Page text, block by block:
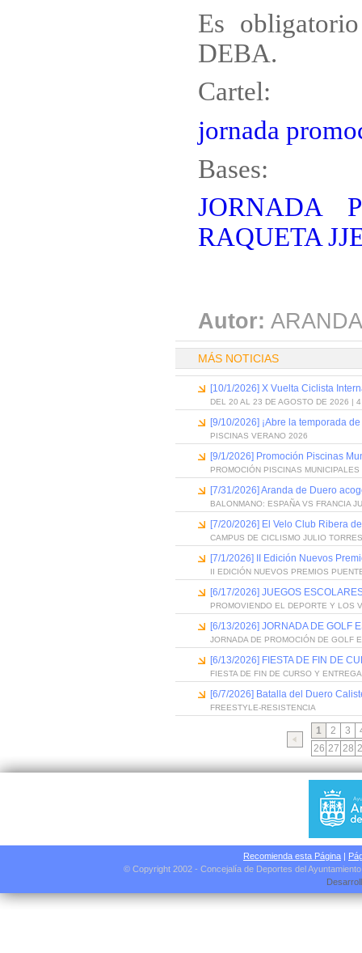
Es
DEBA.
Cartel:
jornada
Bases:
JORNADA
RAQUETA
Autor:
MÁS NOTICIAS
[10/1/2026] X Vuelta Ciclista
DEL 20 AL 23 DE AGOSTO DE 2026 | 4
[9/10/2026] ¡Abre la temporada
PISCINAS VERANO 2026
[9/1/2026] Promoción Piscinas
PROMOCIÓN PISCINAS
[7/31/2026] Aranda de Duero
BALONMANO: ESPAÑA VS FRANCIA
[7/20/2026] El Velo Club Ribera
CAMPUS DE CICLISMO JULIO
[7/1/2026] II Edición Nuevos
II EDICIÓN NUEVOS PREMIOS
[6/17/2026] JUEGOS
PROMOVIENDO EL DEPORTE Y LOS
[6/13/2026] JORNADA DE GOLF
JORNADA DE PROMOCIÓN DE GOLF
[6/13/2026] FIESTA DE FIN DE
FIESTA DE FIN DE CURSO Y
[6/7/2026] Batalla del Duero
FREESTYLE-RESISTENCIA
1 2 3
26 27 28
Recomienda esta Página |
© Copyright 2002 - Concejalía de Deportes del